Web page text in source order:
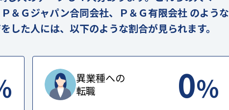
＆Ｇジャパン合同会社、Ｐ＆Ｇ有限会社 のような
した人には、以下のような割合が見られます。
異業種への
転職
0%